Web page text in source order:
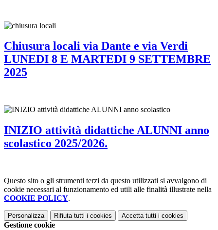
Chiusura locali via Dante e via Verdi
LUNEDI 8 E MARTEDI 9 SETTEMBRE
2025
INIZIO attività didattiche ALUNNI anno
scolastico 2025/2026.
Questo sito o gli strumenti terzi da questo utilizzati si avvalgono di
cookie necessari al funzionamento ed utili alle finalità illustrate nella
COOKIE POLICY.
Personalizza Rifiuta tutti i cookies Accetta tutti i cookies
Gestione cookie